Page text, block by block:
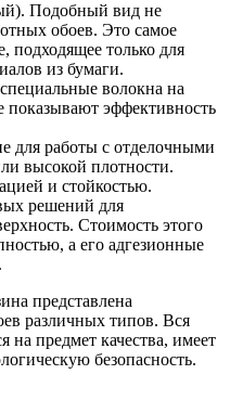
Подобный вид не
обоев. Это самое
подходящее только для
из бумаги.
волокна на
показывают эффективность
для работы с отделочными
высокой плотности.
и стойкостью.
решений для
Стоимость этого
а его адгезионные
представлена
различных типов. Вся
на предмет качества, имеет
безопасность.